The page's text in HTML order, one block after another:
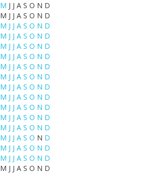
M J J A S O N D
M J J A S O N D
M J J A S O N D
M J J A S O N D
M J J A S O N D
M J J A S O N D
M J J A S O N D
M J J A S O N D
M J J A S O N D
M J J A S O N D
M J J A S O N D
M J J A S O N D
M J J A S O N D
M J J A S O N D
M J J A S O N D
M J J A S O N D
M J J A S O N D